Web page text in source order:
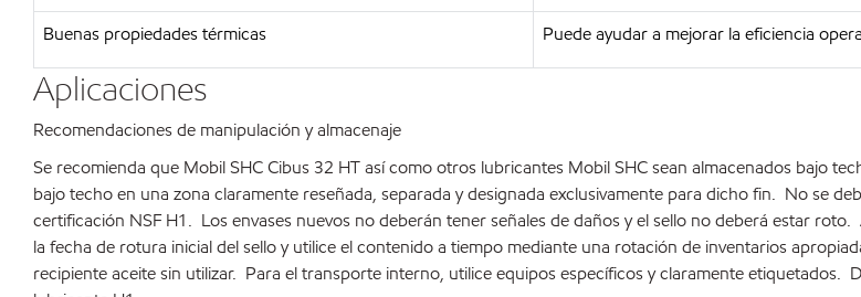
Buenas propiedades térmicas Puede ayudar a mejorar la eficiencia
Aplicaciones
Recomendaciones de manipulación y almacenaje
Se recomienda que Mobil SHC Cibus 32 HT así como otros lubricantes Mobil SHC sean almacenados bajo
bajo techo en una zona claramente reseñada, separada y designada exclusivamente para dicho fin. No se
certificación NSF H1. Los envases nuevos no deberán tener señales de daños y el sello no deberá estar
la fecha de rotura inicial del sello y utilice el contenido a tiempo mediante una rotación de inventarios
recipiente aceite sin utilizar. Para el transporte interno, utilice equipos específicos y claramente